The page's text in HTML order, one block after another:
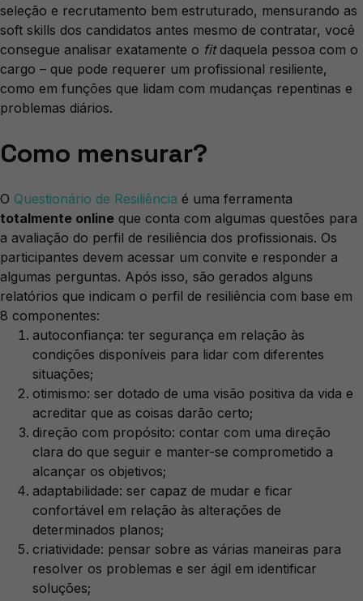
seleção e recrutamento bem estruturado, mensurando as
soft skills dos candidatos antes mesmo de contratar, você
consegue analisar exatamente o fitdaquela pessoa com o
cargo – que pode requerer um profissional resiliente,
como em funções que lidam com mudanças repentinas e
problemas diários.
Como mensurar?
O Questionário de Resiliência é uma ferramenta
totalmente online que conta com algumas questões para
a avaliação do perfil de resiliência dos profissionais. Os
participantes devem acessar um convite e responder a
algumas perguntas. Após isso, são gerados alguns
relatórios que indicam o perfil de resiliência com base em
8 componentes:
autoconfiança: ter segurança em relação às
condições disponíveis para lidar com diferentes
situações;
otimismo: ser dotado de uma visão positiva da vida e
acreditar que as coisas darão certo;
direção com propósito: contar com uma direção
clara do que seguir e manter-se comprometido a
alcançar os objetivos;
adaptabilidade: ser capaz de mudar e ficar
confortável em relação às alterações de
determinados planos;
criatividade: pensar sobre as várias maneiras para
resolver os problemas e ser ágil em identificar
soluções;